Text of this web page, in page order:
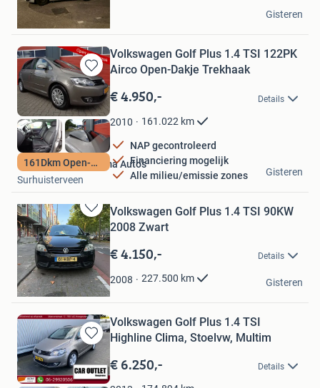
Alex
Gisteren
Bewaren
in
Mijn
Favorieten
161Dkm Open-Dakje
Volkswagen Golf Plus 1.4 TSI 122PK
Airco Open-Dakje Trekhaak
€ 4.950,- Details
2010 161.022 km
NAP gecontroleerd
Financiering mogelijk
Alle milieu/emissie zones
Hoogsteen en Postma Auto's
Surhuisterveen
Gisteren
Bewaren
in
Mijn
Favorieten
Volkswagen Golf Plus 1.4 TSI 90KW
2008 Zwart
€ 4.150,- Details
2008 227.500 km
Muhammet Odabasi
Rotterdam
Gisteren
Bewaren
in
Mijn
Favorieten
Volkswagen Golf Plus 1.4 TSI
Highline Clima, Stoelvw, Multim
€ 6.250,- Details